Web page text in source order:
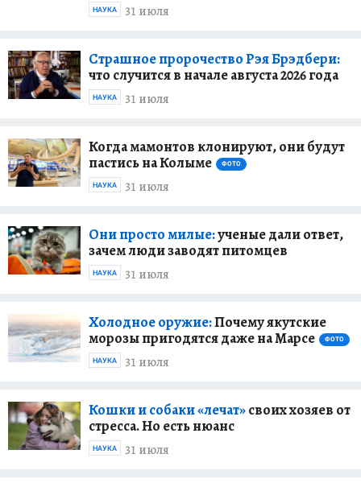
31 июля
НАУКА
Страшное пророчество Рэя Брэдбери:
что случится в начале августа 2026 года
31 июля
НАУКА
Когда мамонтов клонируют, они будут
пастись на Колыме
ФОТО
31 июля
НАУКА
Они просто милые:ученые дали ответ,
зачем люди заводят питомцев
31 июля
НАУКА
Холодное оружие:Почему якутские
морозы пригодятся даже на Марсе
ФОТО
31 июля
НАУКА
Кошки и собаки «лечат»своих хозяев от
стресса. Но есть нюанс
31 июля
НАУКА